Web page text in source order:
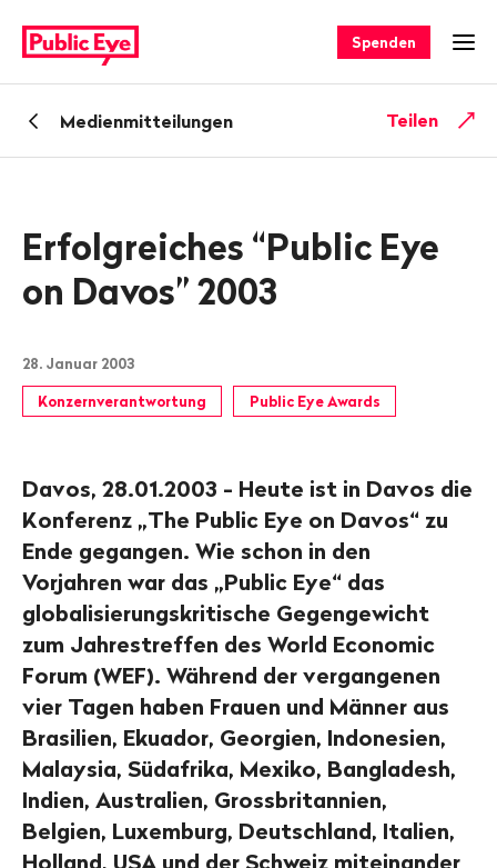
auf
publiceye.ch
Spenden
ZurückMedienmitteilungen Teilen
Erfolgreiches “Public Eye
on Davos” 2003
28. Januar 2003
Konzernverantwortung Public Eye Awards
Davos, 28.01.2003 - Heute ist in Davos die
Konferenz „The Public Eye on Davos“ zu
Ende gegangen. Wie schon in den
Vorjahren war das „Public Eye“ das
globalisierungskritische Gegengewicht
zum Jahrestreffen des World Economic
Forum (WEF). Während der vergangenen
vier Tagen haben Frauen und Männer aus
Brasilien, Ekuador, Georgien, Indonesien,
Malaysia, Südafrika, Mexiko, Bangladesh,
Indien, Australien, Grossbritannien,
Belgien, Luxemburg, Deutschland, Italien,
Holland, USA und der Schweiz miteinander